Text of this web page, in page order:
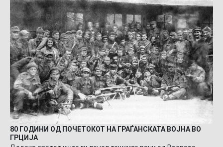
80 ГОДИНИ ОД ПОЧЕТОКОТ НА ГРАЃАНСКАТА ВОЈНА ВО
ГРЦИЈА